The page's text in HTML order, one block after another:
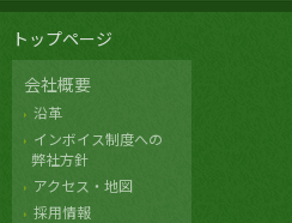
トップページ
会社概要
沿革
インボイス制度への
弊社方針
アクセス・地図
採用情報